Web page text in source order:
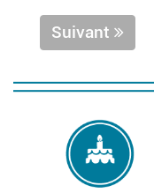
Suivant